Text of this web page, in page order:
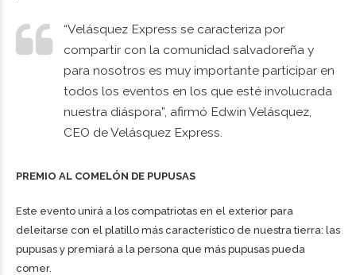
“Velásquez Express se caracteriza por
compartir con la comunidad salvadoreña y
para nosotros es muy importante participar en
todos los eventos en los que esté involucrada
nuestra diáspora”, afirmó Edwin Velásquez,
CEO de Velásquez Express.
PREMIO AL COMELÓN DE PUPUSAS
Este evento unirá a los compatriotas en el exterior para
deleitarse con el platillo más característico de nuestra tierra: las
pupusas y premiará a la persona que más pupusas pueda
comer.